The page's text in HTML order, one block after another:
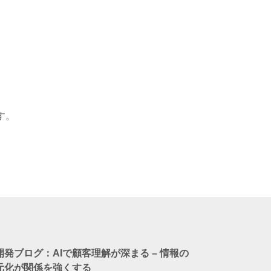
発ブログ：AIで顧客理解が深まる – 情報の
化が関係を強くする